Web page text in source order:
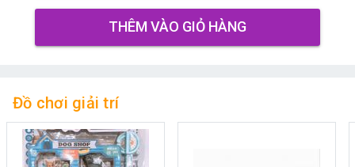
THÊM VÀO GIỎ HÀNG
Đồ chơi giải trí